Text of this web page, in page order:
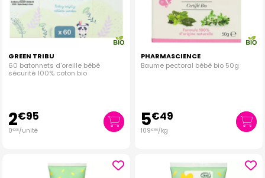
GREEN TRIBU
60 batonnets d'oreille bébé
sécurité 100% coton bio
2€95
0€05/unité
PHARMASCIENCE
Baume pectoral bébé bio 50g
5€49
109€80/kg